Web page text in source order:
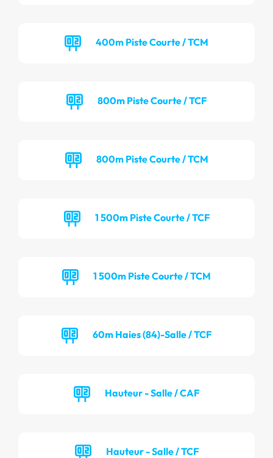
400m Piste Courte / TCM
800m Piste Courte / TCF
800m Piste Courte / TCM
1 500m Piste Courte / TCF
1 500m Piste Courte / TCM
60m Haies (84)-Salle / TCF
Hauteur - Salle / CAF
Hauteur - Salle / TCF